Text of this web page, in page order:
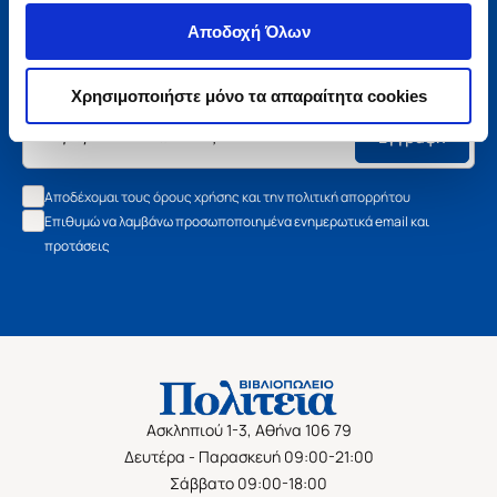
Αποδοχή Όλων
Χρησιμοποιήστε μόνο τα απαραίτητα cookies
Μάθετε τα νέα της Πολιτείας
Εγγραφείτε στο newsletter μας και μάθετε πρώτοι όλα τα
νέα βιβλία, τις εξαιρετικές τιμές και τις εκδηλώσεις μας.
Εγγραφή
Αποδέχομαι τους όρους χρήσης και την πολιτική απορρήτου
Επιθυμώ να λαμβάνω προσωποποιημένα ενημερωτικά email και
προτάσεις
Ασκληπιού 1-3, Αθήνα 106 79
Δευτέρα - Παρασκευή 09:00-21:00
Σάββατο 09:00-18:00